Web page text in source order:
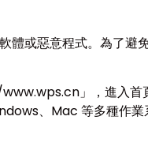
或惡意程式。為了避
」，進入首
、Mac 等多種作